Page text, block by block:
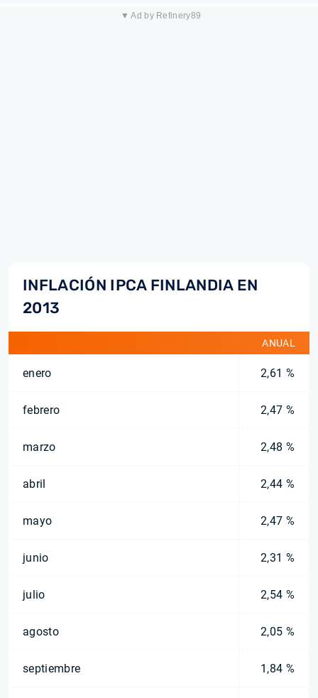
▼ Ad by Refinery89
INFLACIÓN IPCA FINLANDIA EN
2013
ANUAL
enero 2,61 %
febrero 2,47 %
marzo 2,48 %
abril 2,44 %
mayo 2,47 %
junio 2,31 %
julio 2,54 %
agosto 2,05 %
septiembre 1,84 %